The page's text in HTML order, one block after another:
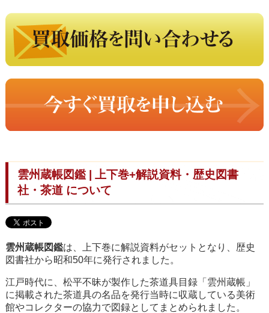
雲州蔵帳図鑑 | 上下巻+解説資料・歴史図書
社・茶道 について
雲州蔵帳図鑑は、上下巻に解説資料がセットとなり、歴史
図書社から昭和50年に発行されました。
江戸時代に、松平不昧が製作した茶道具目録「雲州蔵帳」
に掲載された茶道具の名品を発行当時に収蔵している美術
館やコレクターの協力で図録としてまとめられました。